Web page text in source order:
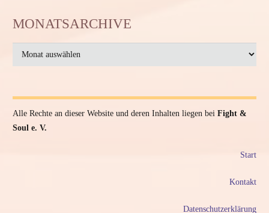
MONATSARCHIVE
MONATSARCHIVE
Alle Rechte an dieser Website und deren Inhalten liegen bei Fight &
Soul e. V.
Start
Kontakt
Datenschutzerklärung